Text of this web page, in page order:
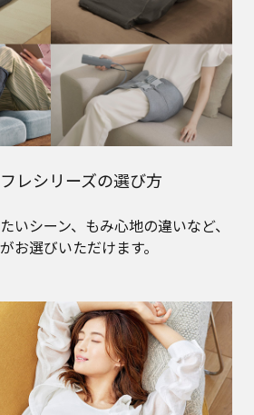
レシリーズの選び方
いシーン、もみ心地の違いなど、
お選びいただけます。